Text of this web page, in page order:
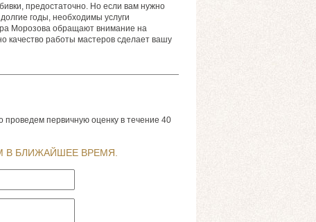
предостаточно. Но если вам нужно
годы, необходимы услуги
Морозова обращают внимание на
качество работы мастеров сделает вашу
первичную оценку в течение 40
В БЛИЖАЙШЕЕ ВРЕМЯ.